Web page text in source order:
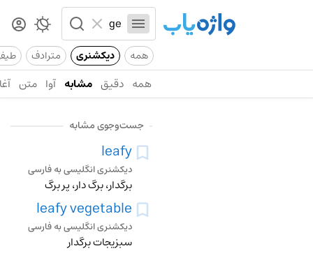
همه دیکشنری مترادف
همه دقیق مشابه آوا متن
جست‌وجوی مشابه
leafy
دیکشنری انگلیسی به فارسی
برگدار، برگ دار، پر برگ
leafy vegetable
دیکشنری انگلیسی به فارسی
سبزیجات برگدار